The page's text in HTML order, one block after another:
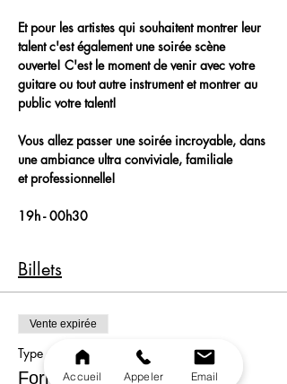
Et pour les artistes qui souhaitent montrer leur
talent c'est également une soirée scène
ouverte! C'est le moment de venir avec votre
guitare ou tout autre instrument et montrer au
public votre talent!
Vous allez passer une soirée incroyable, dans
une ambiance ultra conviviale, familiale
et professionnelle!
19h - 00h30
Billets
Vente expirée
Type de billet
FormuleAccueil Appeler Email